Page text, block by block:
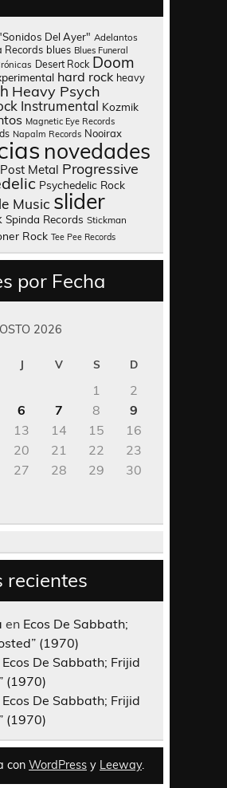
Del Ayer" Adelantos
Records blues Blues Funeral
Desert Rock Doom
hard rock heavy
Heavy Psych
Instrumental Kozmik
Magnetic Eye Records
Napalm Records Nooirax
novedades
Post Metal Progressive
Psychedelic Rock
Music slider
Spinda Records Stickman
Rock Tee Pee Records
por Fecha
2026
J V S D
1
2
6 7 8
9
13 14 15
16
20 21 22
23
27 28 29
30
recientes
en Ecos De Sabbath;
(1970)
Ecos De Sabbath; Frijid
(1970)
Ecos De Sabbath; Frijid
(1970)
con WordPress y Leeway.